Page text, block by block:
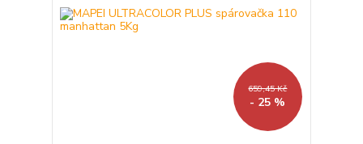
659,45 Kč
- 25 %